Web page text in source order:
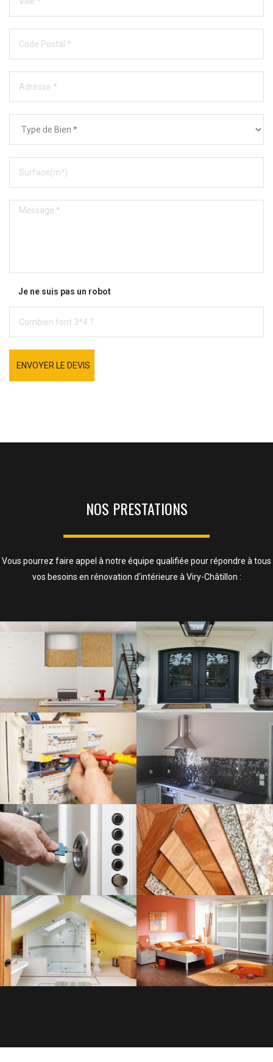
Je ne suis pas un robot
ENVOYER LE DEVIS
NOS PRESTATIONS
Vous pourrez faire appel à notre équipe qualifiée pour répondre à tous
vos besoins en rénovation d'intérieure à Viry-Châtillon :
ISOLATION, CLOISONS ET FAUX
PLAFOND
ELECTRICITÉ
SAVOIR PLUS
SERRURERIE
SAVOIR PLUS
PLOMBERIE
SAVOIR PLUS